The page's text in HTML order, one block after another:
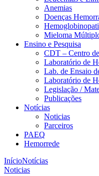
Anemias
Doenças
Mieloma
Ensino e Pesquisa
CDT – Centro
Laboratório de
Lab. de Ensaio
Laboratório de
Legislação /
Publicações
Notícias
Noticias
Parceiros
PAEQ
Hemorrede
InícioNotícias
Noticias